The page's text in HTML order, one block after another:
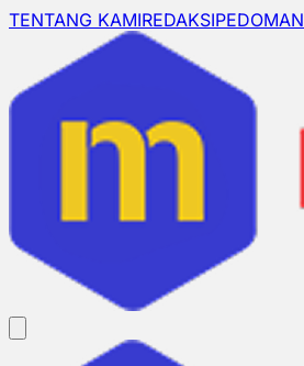
TENTANG KAMIREDAKSIPEDOMAN